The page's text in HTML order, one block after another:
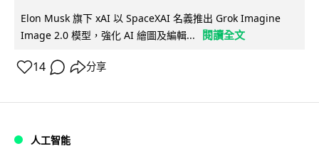
Elon Musk 旗下 xAI 以 SpaceXAI 名義推出 Grok Imagine
Image 2.0 模型，強化 AI 繪圖及編輯...
閱讀全文
14 分享
人工智能